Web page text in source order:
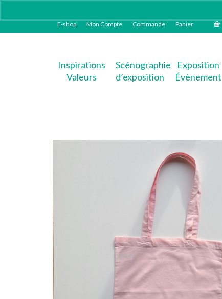
E-shop Mon Compte Commande Panier
Inspirations
Valeurs
Scénographie
d’exposition
Exposition
Évènement